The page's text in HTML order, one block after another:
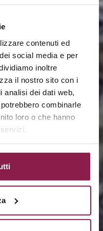
contenuti ed
social media e per
inoltre
il nostro sito con i
dei dati web,
combinarle
loro o che hanno